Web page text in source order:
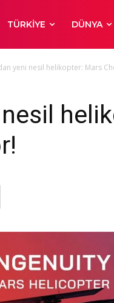
TÜRKIYE DÜNYA
yeni nesil helikopter: Mars
nesil